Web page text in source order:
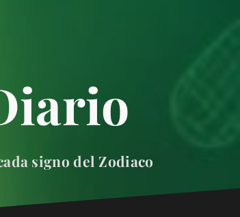
signo del Zodiaco